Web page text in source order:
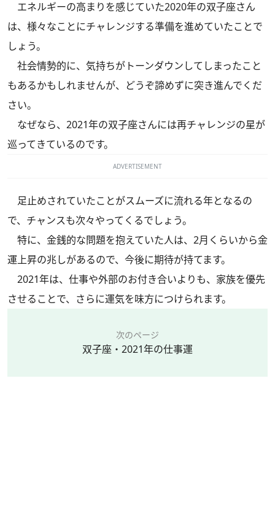
エネルギーの高まりを感じていた2020年の双子座さん
は、様々なことにチャレンジする準備を進めていたことで
しょう。
社会情勢的に、気持ちがトーンダウンしてしまったこと
もあるかもしれませんが、どうぞ諦めずに突き進んでくだ
さい。
なぜなら、2021年の双子座さんには再チャレンジの星が
巡ってきているのです。
ADVERTISEMENT
足止めされていたことがスムーズに流れる年となるの
で、チャンスも次々やってくるでしょう。
特に、金銭的な問題を抱えていた人は、2月くらいから金
運上昇の兆しがあるので、今後に期待が持てます。
2021年は、仕事や外部のお付き合いよりも、家族を優先
させることで、さらに運気を味方につけられます。
次のページ
双子座・2021年の仕事運